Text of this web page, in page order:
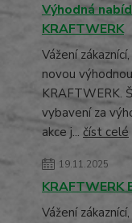
Výhodná
KRAFTWERK
Vážení
novou
KRAFTWERK.
vybavení za
akce j... číst celé
19.11.2025
KRAFTWERK
Vážení